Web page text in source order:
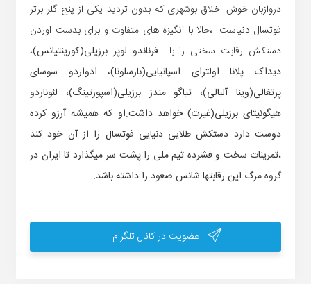
دروازبان خوش اخلاق بوشهری که بدون تردید یکی از پنج گلر برتر
فوتسال دنیاست ،حالا با انگیزه های متفاوت و برای بدست اوردن
دستکش رقابت سختی را با
فرناندو لوپز برزیلی(کورینتیانس)،
دیداک پلانا اولترای اسپانیایی(بارسلونا)، ادواردو سوسای
پرتغالی(وینا آلبالی)، تیاگو مندز برزیلی(اسپورتینگ)، لئوناردو
هیگوئیتای برزیلی(غیرت) خواهد داشت.او که همیشه آرزو کرده
دوست دارد دستکش طلایی دنیایی فوتسال را از آن خود کند
،تمرینات سخت و فشرده تیم ملی را پشت سر میگذارد تا ایران در
گروه مرگ این رقابتها شانس صعود را داشته باشد.
عضویت در کانال تلگرام